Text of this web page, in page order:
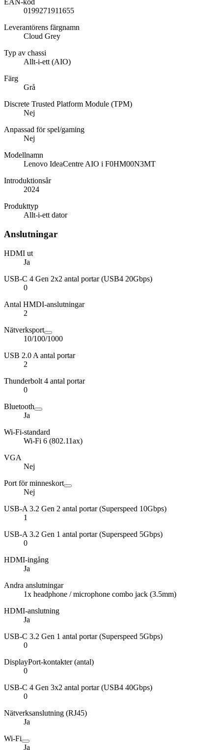
EAN-kod
0199271911655
Leverantörens färgnamn
Cloud Grey
Typ av chassi
Allt-i-ett (AIO)
Färg
Grå
Discrete Trusted Platform Module (TPM)
Nej
Anpassad för spel/gaming
Nej
Modellnamn
Lenovo IdeaCentre AIO i F0HM00N3MT
Introduktionsår
2024
Produkttyp
Allt-i-ett dator
Anslutningar
HDMI ut
Ja
USB-C 4 Gen 2x2 antal portar (USB4 20Gbps)
0
Antal HMDI-anslutningar
2
Nätverksport
10/100/1000
USB 2.0 A antal portar
2
Thunderbolt 4 antal portar
0
Bluetooth
Ja
Wi-Fi-standard
Wi-Fi 6 (802.11ax)
VGA
Nej
Port för minneskort
Nej
USB-A 3.2 Gen 2 antal portar (Superspeed 10Gbps)
1
USB-A 3.2 Gen 1 antal portar (Superspeed 5Gbps)
0
HDMI-ingång
Ja
Andra anslutningar
1x headphone / microphone combo jack (3.5mm)
HDMI-anslutning
Ja
USB-C 3.2 Gen 1 antal portar (Superspeed 5Gbps)
0
DisplayPort-kontakter (antal)
0
USB-C 4 Gen 3x2 antal portar (USB4 40Gbps)
0
Nätverksanslutning (RJ45)
Ja
Wi-Fi
Ja